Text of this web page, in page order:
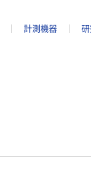
計測機器 研